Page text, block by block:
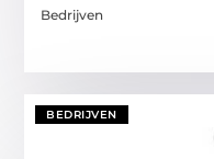
Bedrijven
BEDRIJVEN